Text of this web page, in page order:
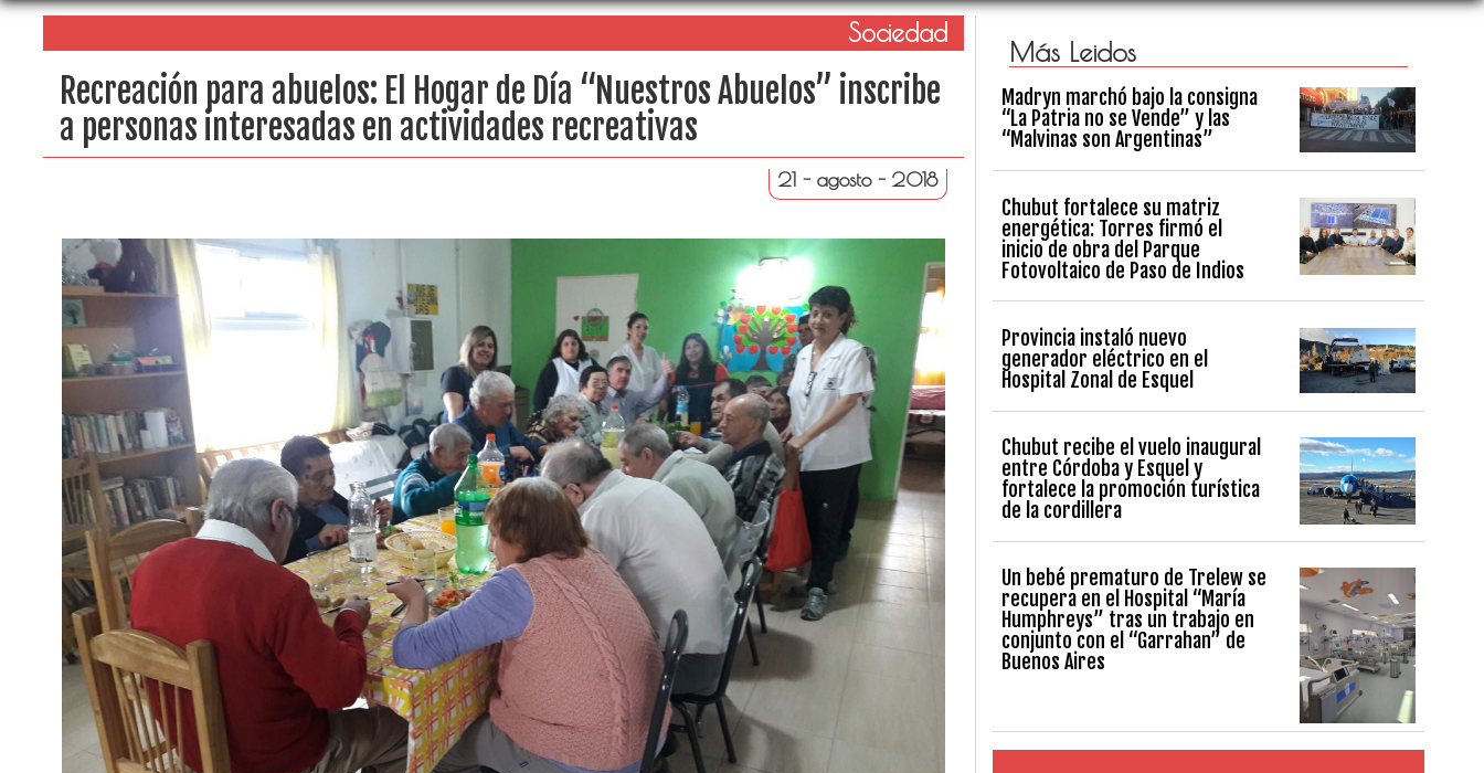
Sociedad
Recreación para abuelos: El Hogar de Día “Nuestros Abuelos” inscribe
a personas interesadas en actividades recreativas
21 - agosto - 2018
Más Leidos
Madryn marchó bajo la consigna
“La Patria no se Vende” y las
“Malvinas son Argentinas”
Chubut fortalece su matriz
energética: Torres firmó el
inicio de obra del Parque
Fotovoltaico de Paso de Indios
Provincia instaló nuevo
generador eléctrico en el
Hospital Zonal de Esquel
Chubut recibe el vuelo inaugural
entre Córdoba y Esquel y
fortalece la promoción turística
de la cordillera
Un bebé prematuro de Trelew se
recupera en el Hospital “María
Humphreys” tras un trabajo en
conjunto con el “Garrahan” de
Buenos Aires